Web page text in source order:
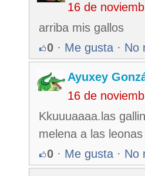
16 de
arriba mis gallos
0 · Me gusta · No
Ayuxey
16 de
Kkuuuaaaa.las
melena a las
0 · Me gusta · No